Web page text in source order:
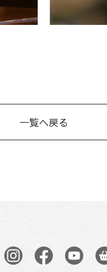
一覧へ戻る